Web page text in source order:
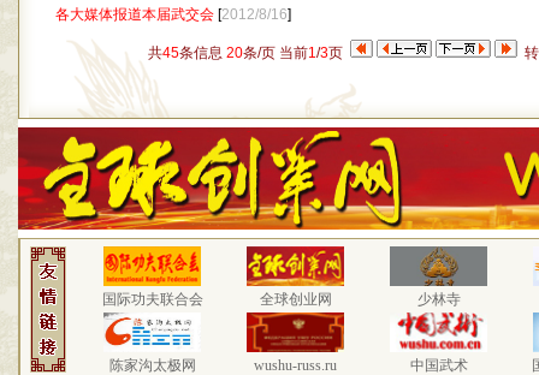
各大媒体报道本届武交会 [2012/8/16]
共45条信息 20条/页 当前1/3页
国际功夫联合会 全球创业网 少林寺
陈家沟太极网 wushu-russ.ru 中国武术